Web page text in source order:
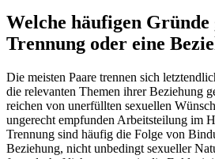
Welche häufigen
Trennung oder eine
Die meisten Paare trennen sich
die relevanten Themen ihrer Beziehung
reichen von unerfüllten sexuellen
ungerecht empfunden Arbeitsteilung im
Trennung sind häufig die Folge von
Beziehung, nicht unbedingt sexueller